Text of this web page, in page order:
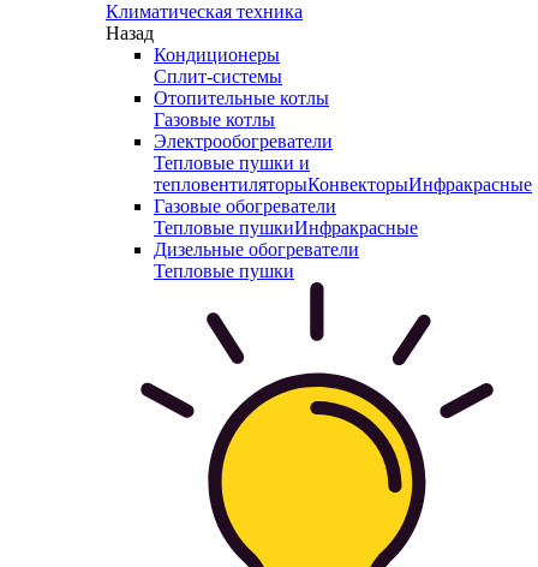
Климатическая техника
Назад
Кондиционеры
Сплит-системы
Отопительные котлы
Газовые котлы
Электрообогреватели
Тепловые пушки и
тепловентиляторыКонвекторыИнфракрасные
Газовые обогреватели
Тепловые пушкиИнфракрасные
Дизельные обогреватели
Тепловые пушки